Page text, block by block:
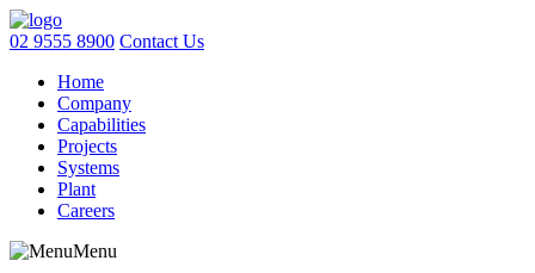
02 9555 8900 Contact Us
Home
Company
Capabilities
Projects
Systems
Plant
Careers
Menu